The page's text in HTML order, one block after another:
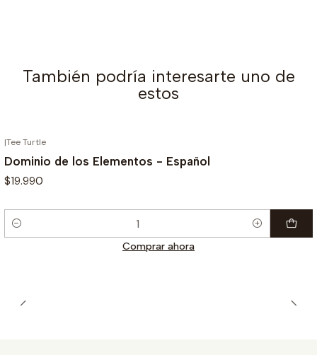
También podría interesarte uno de
estos
|Tee Turtle
Dominio de los Elementos - Español
$19.990
Cantidad
Comprar ahora